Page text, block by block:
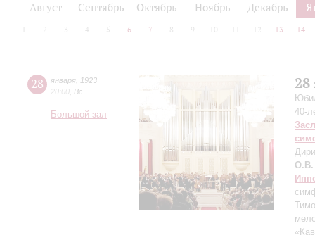
Август Сентябрь Октябрь Ноябрь Декабрь
2 3 4 5 6 7 8 9 10 12 13 14
28 января
1923
20:00 Вс
Большой зал
28
40-
О.В.